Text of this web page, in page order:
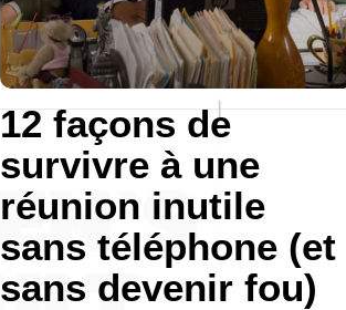
12 façons de
survivre à une
réunion inutile
sans téléphone (et
sans devenir fou)